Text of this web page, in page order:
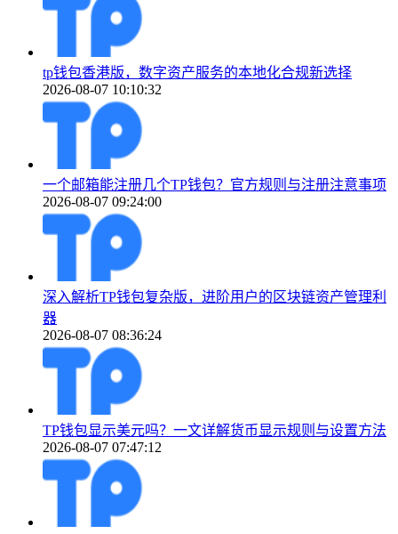
tp钱包香港版，数字资产服务的本地化合规新选择
2026-08-07 10:10:32
一个邮箱能注册几个TP钱包？官方规则与注册注意事项
2026-08-07 09:24:00
深入解析TP钱包复杂版，进阶用户的区块链资产管理利
器
2026-08-07 08:36:24
TP钱包显示美元吗？一文详解货币显示规则与设置方法
2026-08-07 07:47:12